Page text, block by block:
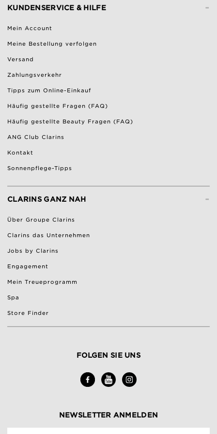
-
KUNDENSERVICE & HILFE
Mein Account
Meine Bestellung verfolgen
Versand
Zahlungsverkehr
Tipps zum Online-Einkauf
Häufig gestellte Fragen (FAQ)
Häufig gestellte Beauty Fragen (FAQ)
ANG Club Clarins
Kontakt
Sonnenpflege-Tipps
-
CLARINS GANZ NAH
Über Groupe Clarins
Clarins das Unternehmen
Jobs by Clarins
Engagement
Mein Treueprogramm
Spa
Store Finder
FOLGEN SIE UNS
NEWSLETTER ANMELDEN